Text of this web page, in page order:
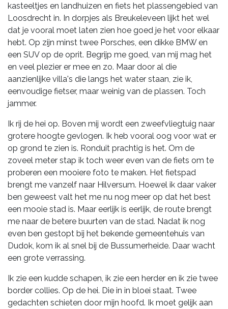
kasteeltjes en landhuizen en fiets het plassengebied van
Loosdrecht in. In dorpjes als Breukeleveen lijkt het wel
dat je vooral moet laten zien hoe goed je het voor elkaar
hebt. Op zijn minst twee Porsches, een dikke BMW en
een SUV op de oprit. Begrijp me goed, van mij mag het
en veel plezier er mee en zo. Maar door al die
aanzienlijke villa's die langs het water staan, zie ik,
eenvoudige fietser, maar weinig van de plassen. Toch
jammer.
Ik rij de hei op. Boven mij wordt een zweefvliegtuig naar
grotere hoogte gevlogen. Ik heb vooral oog voor wat er
op grond te zien is. Ronduit prachtig is het. Om de
zoveel meter stap ik toch weer even van de fiets om te
proberen een mooiere foto te maken. Het fietspad
brengt me vanzelf naar Hilversum. Hoewel ik daar vaker
ben geweest valt het me nu nog meer op dat het best
een mooie stad is. Maar eerlijk is eerlijk, de route brengt
me naar de betere buurten van de stad. Nadat ik nog
even ben gestopt bij het bekende gemeentehuis van
Dudok, kom ik al snel bij de Bussumerheide. Daar wacht
een grote verrassing.
Ik zie een kudde schapen, ik zie een herder en ik zie twee
border collies. Op de hei. Die in in bloei staat. Twee
gedachten schieten door mijn hoofd. Ik moet gelijk aan